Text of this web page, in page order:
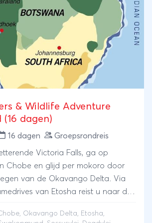
Victoria Falls, een groots
onze groepsrondreis door Afrika.
& Wildlife Adventure
dagen)
16 dagen Groepsrondreis
Victoria Falls, ga op
Chobe en glijd per mokoro door
van de Okavango Delta. Via
van Etosha reist u naar de
De grand finale speelt zich af in
Okavango Delta, Etosha,